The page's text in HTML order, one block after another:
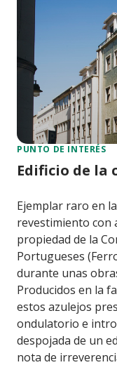
PUNTO DE INTERÉS
Edificio de la
Ejemplar raro en
revestimiento con
propiedad de la
Portugueses
durante unas
Producidos en la
estos azulejos
ondulatorio e
despojada de un
nota de